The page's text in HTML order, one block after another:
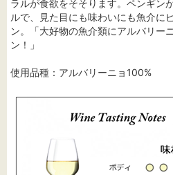
ラルが食欲をそそります。ペンギン
ルで、見た目にも味わいにも魚介に
ン。「大好物の魚介類にアルバリー
ン！」
使用品種：アルバリーニョ100%